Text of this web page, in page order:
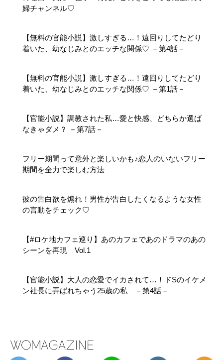
婦チャンネル♡
【無料の官能小説】激しすぎる…！遠回りしてたどり
着いた、幼なじみとのエッチな関係♡ －第4話－
【無料の官能小説】激しすぎる…！遠回りしてたどり
着いた、幼なじみとのエッチな関係♡ －第1話－
【官能小説】調教された私…愛と快感、どちらか選ば
なきゃダメ？ －第7話－
フリー期間って意外と楽しいかも♪恋人のいないフリー
期間を全力で楽しむ方法
彼の告白欲を煽れ！男性が告白したくなるような女性
の言動をチェック♡
【#ロケ地カフェ巡り】あのカフェであのドラマのあの
シーンを再現 Vol.1
【官能小説】大人の恋愛でイカされて…！ドSのイケメ
ン社長に弄ばれちゃう25歳の私 －第4話－